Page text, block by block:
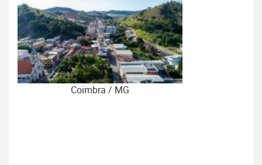
Coimbra / MG